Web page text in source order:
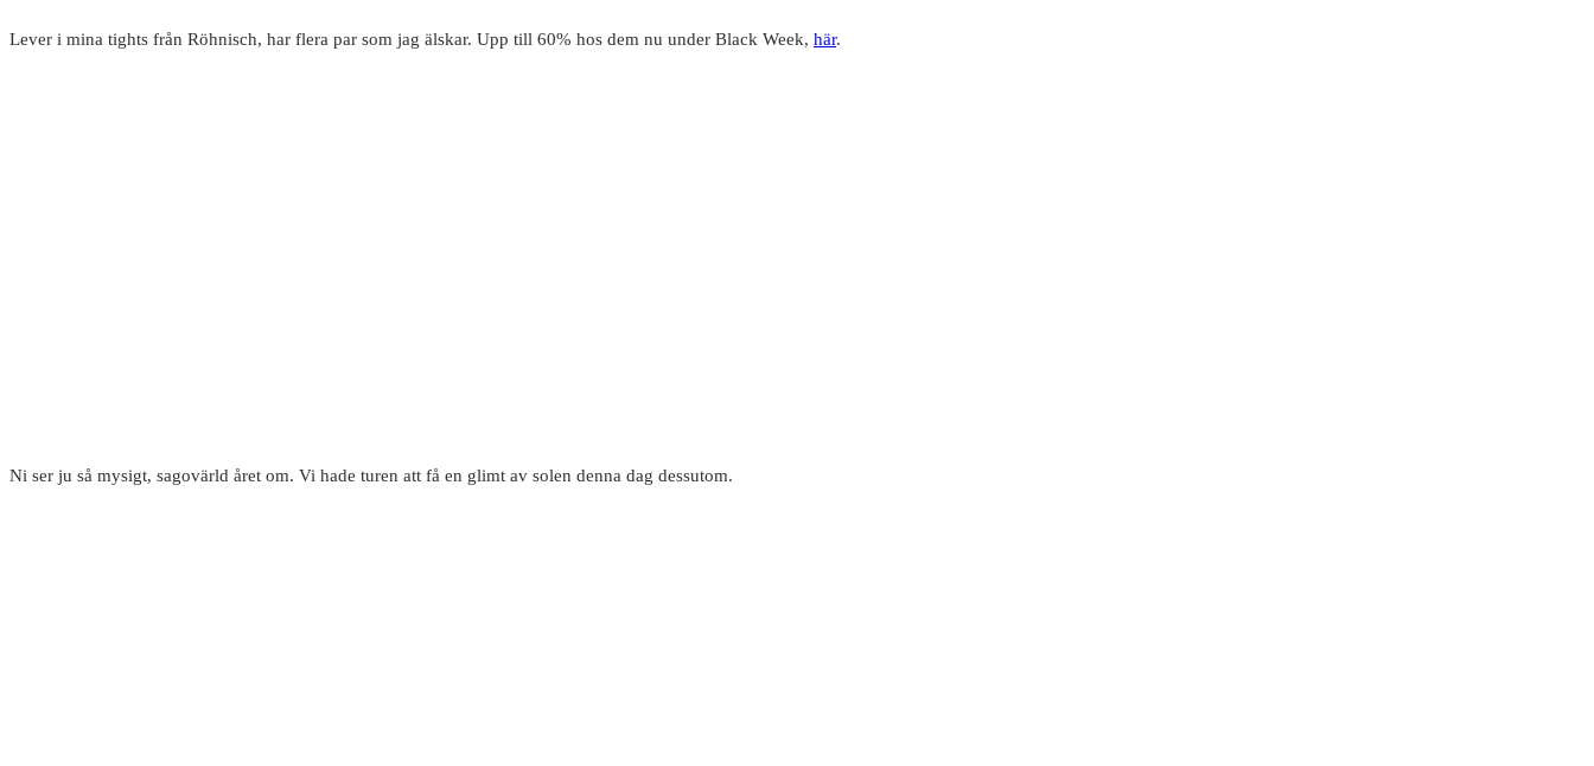
Lever i mina tights från Röhnisch, har flera par som jag älskar. Upp till 60% hos dem nu under Black Week, här.
Ni ser ju så mysigt, sagovärld året om. Vi hade turen att få en glimt av solen denna dag dessutom.